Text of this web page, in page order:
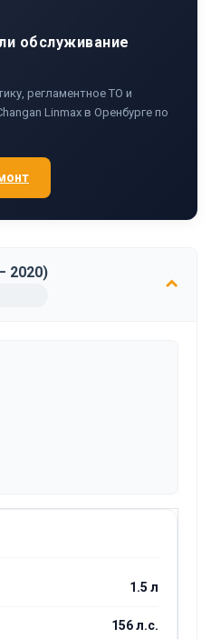
обслуживание
регламентное ТО и
Linmax в Оренбурге по
2020)
1.5 л
156 л.с.